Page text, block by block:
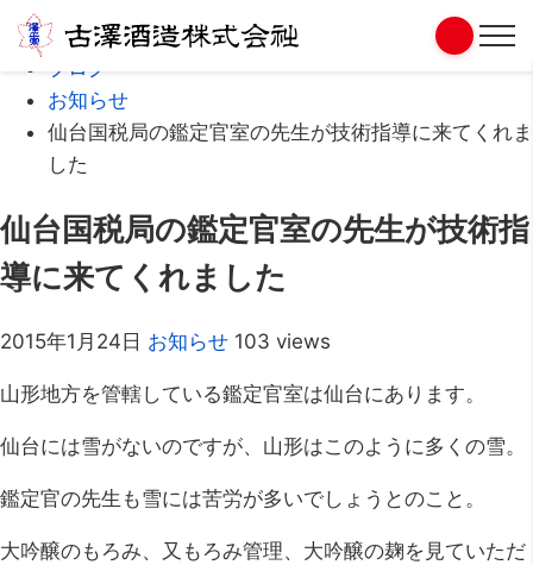
Home
ブログ
お知らせ
仙台国税局の鑑定官室の先生が技術指導に来てくれま
した
仙台国税局の鑑定官室の先生が技術指
導に来てくれました
2015年1月24日 お知らせ 103 views
山形地方を管轄している鑑定官室は仙台にあります。
仙台には雪がないのですが、山形はこのように多くの雪。
鑑定官の先生も雪には苦労が多いでしょうとのこと。
大吟醸のもろみ、又もろみ管理、大吟醸の麹を見ていただ